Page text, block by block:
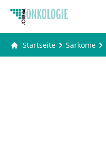
Startseite Sarkome